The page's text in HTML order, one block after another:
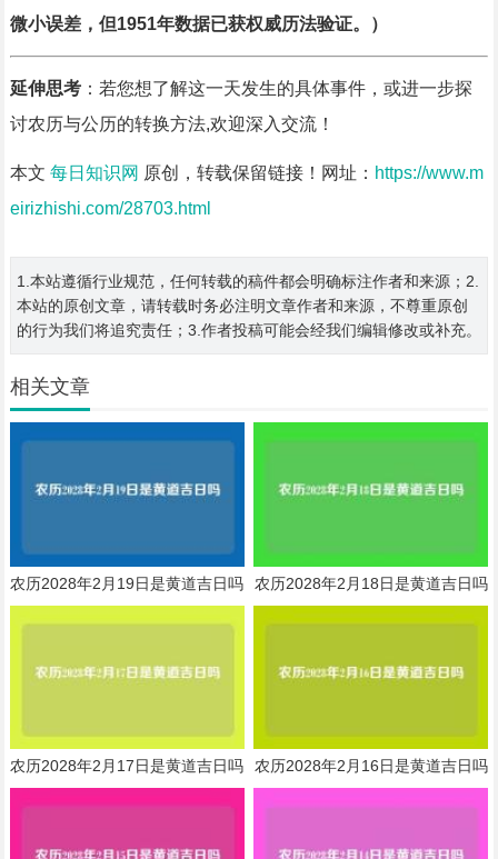
微小误差，但1951年数据已获权威历法验证。）
延伸思考：若您想了解这一天发生的具体事件，或进一步探
讨农历与公历的转换方法,欢迎深入交流！
本文 每日知识网 原创，转载保留链接！网址： https://www.m
eirizhishi.com/28703.html
1.本站遵循行业规范，任何转载的稿件都会明确标注作者和来源；2.
本站的原创文章，请转载时务必注明文章作者和来源，不尊重原创
的行为我们将追究责任；3.作者投稿可能会经我们编辑修改或补充。
相关文章
农历2028年2月19日是黄道吉日吗 农历2028年2月18日是黄道吉日吗
农历2028年2月17日是黄道吉日吗 农历2028年2月16日是黄道吉日吗